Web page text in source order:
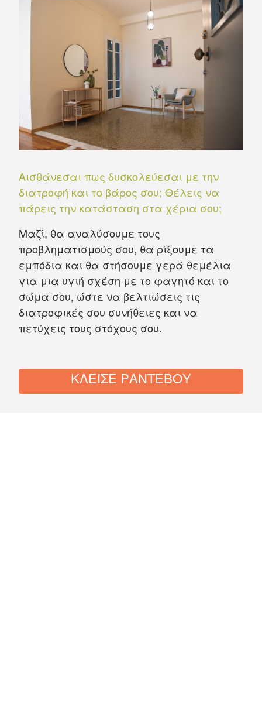
Aισθάνεσαι πως δυσκολεύεσαι με την
διατροφή και το βάρος σου; Θέλεις να
πάρεις την κατάσταση στα χέρια σου;
Μαζί, θα αναλύσουμε τους
προβληματισμούς σου, θα ρίξουμε τα
εμπόδια και θα στήσουμε γερά θεμέλια
για μια υγιή σχέση με το φαγητό και το
σώμα σου, ώστε να βελτιώσεις τις
διατροφικές σου συνήθειες και να
πετύχεις τους στόχους σου.
ΚΛΕΙΣΕ ΡΑΝΤΕΒΟΥ